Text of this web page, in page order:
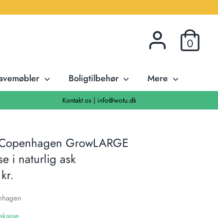
0
Boligtilbehør Mere
Kontakt os | info@wotu.dk
GrowLARGE
i naturlig ask